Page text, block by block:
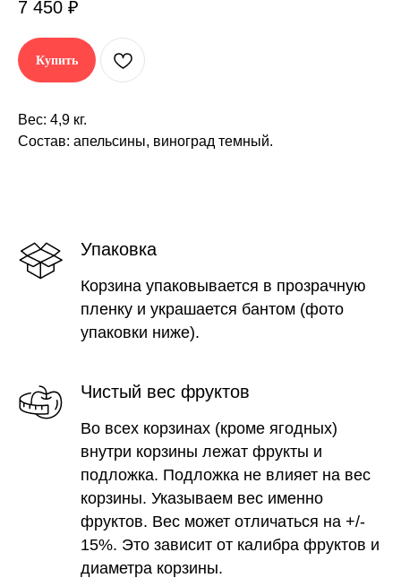
7 450 ₽
Купить
Вес: 4,9 кг.
Состав: апельсины, виноград темный.
Упаковка
Корзина упаковывается в прозрачную
пленку и украшается бантом (фото
упаковки ниже).
Чистый вес фруктов
Во всех корзинах (кроме ягодных)
внутри корзины лежат фрукты и
подложка. Подложка не влияет на вес
корзины. Указываем вес именно
фруктов. Вес может отличаться на +/-
15%. Это зависит от калибра фруктов и
диаметра корзины.